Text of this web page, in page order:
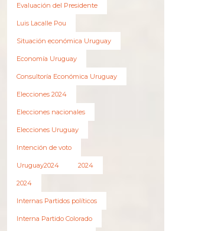
Evaluación del Presidente
Luis Lacalle Pou
Situación económica Uruguay
Economía Uruguay
Consultoría Económica Uruguay
Elecciones 2024
Elecciones nacionales
Elecciones Uruguay
Intención de voto
Uruguay2024 2024
2024
Internas Partidos políticos
Interna Partido Colorado